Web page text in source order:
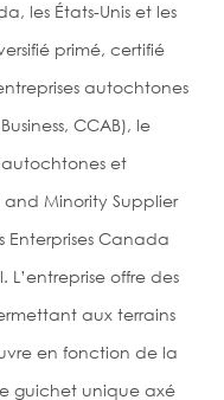
les États-Unis et les
primé, certifié
autochtones
CCAB), le
autochtones et
Minority Supplier
Enterprises Canada
L’entreprise offre des
aux terrains
en fonction de la
guichet unique axé